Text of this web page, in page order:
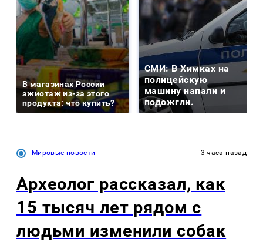
В магазинах России
ажиотаж из-за этого
продукта: что купить?
СМИ: В Химках на
полицейскую
машину напали и
подожгли.
Мировые новости 3 часа назад
Археолог рассказал, как
15 тысяч лет рядом с
людьми изменили собак